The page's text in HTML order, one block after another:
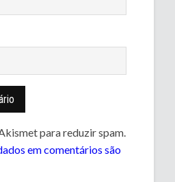
para reduzir spam.
em comentários são